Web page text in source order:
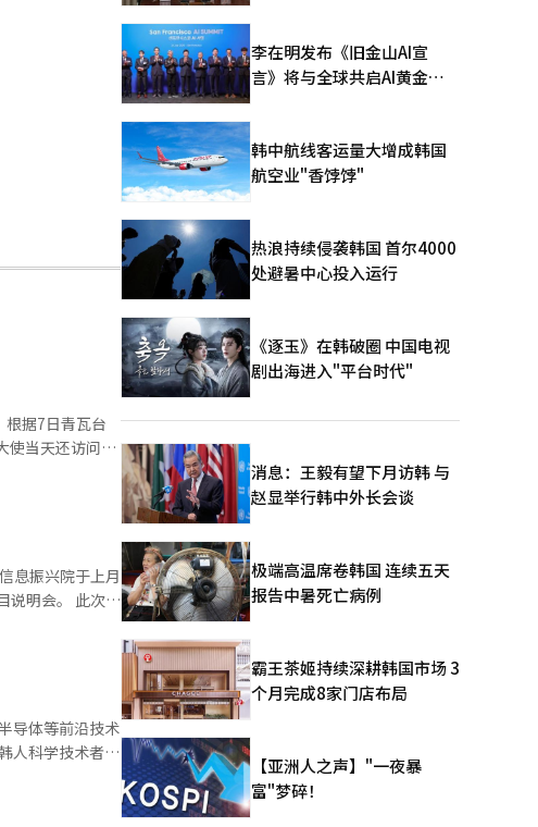
使当天还访问了
此次活
态系统的建设
解了各企业的
AI）系统翻译
导体等前沿技术
国佛罗里达州
李在明发布《旧金山AI宣
言》将与全球共启AI黄金时
韩中航线客运量大增成韩国
航空业"香饽饽"
热浪持续侵袭韩国 首尔4000
处避暑中心投入运行
《逐玉》在韩破圈 中国电视
剧出海进入"平台时代"
消息：王毅有望下月访韩 与
赵显举行韩中外长会谈
极端高温席卷韩国 连续五天
报告中暑死亡病例
霸王茶姬持续深耕韩国市场 3
个月完成8家门店布局
【亚洲人之声】"一夜暴
富"梦碎！